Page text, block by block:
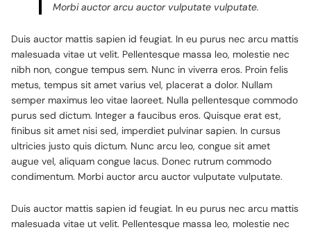
Morbi auctor arcu auctor vulputate vulputate.
Duis auctor mattis sapien id feugiat. In eu purus nec arcu mattis
malesuada vitae ut velit. Pellentesque massa leo, molestie nec
nibh non, congue tempus sem. Nunc in viverra eros. Proin felis
metus, tempus sit amet varius vel, placerat a dolor. Nullam
semper maximus leo vitae laoreet. Nulla pellentesque commodo
purus sed dictum. Integer a faucibus eros. Quisque erat est,
finibus sit amet nisi sed, imperdiet pulvinar sapien. In cursus
ultricies justo quis dictum. Nunc arcu leo, congue sit amet
augue vel, aliquam congue lacus. Donec rutrum commodo
condimentum. Morbi auctor arcu auctor vulputate vulputate.
Duis auctor mattis sapien id feugiat. In eu purus nec arcu mattis
malesuada vitae ut velit. Pellentesque massa leo, molestie nec